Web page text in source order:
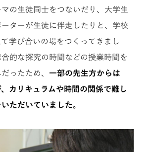
の生徒同士をつないだり、大学生
ターが生徒に伴走したりと、学校
学び合いの場をつくってきまし
的な探究の時間などの授業時間を
ったため、 一部の先生方からは
、カリキュラムや時間の関係で難し
ただいていました。